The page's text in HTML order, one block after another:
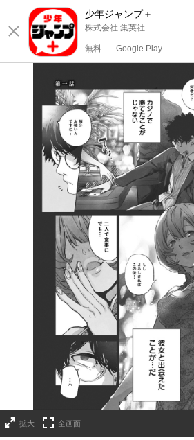
少年ジャンプ＋
株式会社 集英社
無料 ─ Google Play
拡大 全画面